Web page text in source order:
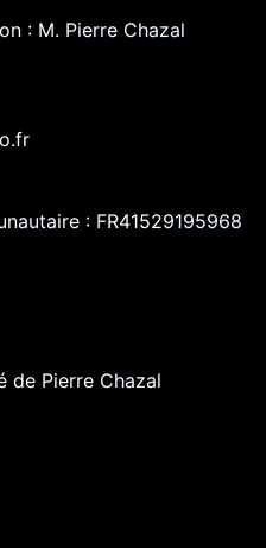
: M. Pierre Chazal
: FR41529195968
de Pierre Chazal